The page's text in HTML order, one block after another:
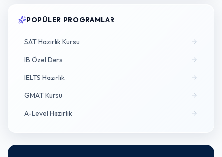
POPÜLER PROGRAMLAR
SAT Hazırlık Kursu
IB Özel Ders
IELTS Hazırlık
GMAT Kursu
A-Level Hazırlık